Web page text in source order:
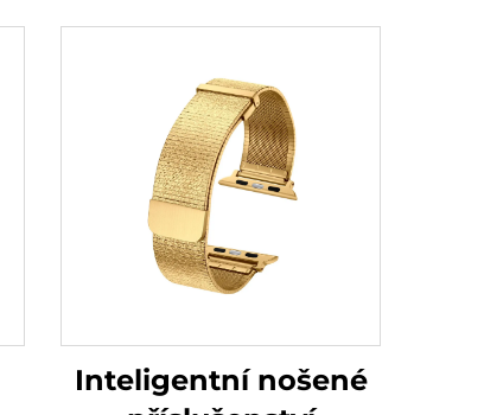
Inteligentní nošené